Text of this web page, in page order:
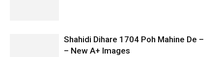
Shahidi Dihare 1704 Poh Mahine De –
– New A+ Images